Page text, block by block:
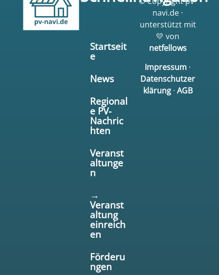
Startseit
e
News
Regional
e PV-
Nachric
hten
Veranst
altunge
n
→
Veranst
altung
einreich
en
Förderu
ngen
navi.de ·
unterstützt mit
💛 von
netfellows
Impressum ·
Datenschutzer
klärung· AGB